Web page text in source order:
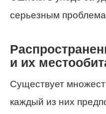
серьезным
и их
Существует
каждый из них